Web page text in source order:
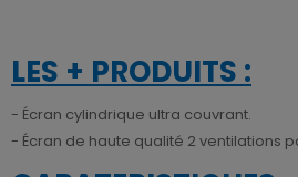
LES + PRODUITS :
- Écran cylindrique ultra couvrant.
- Écran de haute qualité 2 ventilations